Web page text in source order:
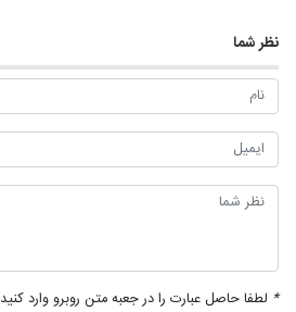
نظر شما
* لطفا حاصل عبارت را در جعبه متن روبرو وارد کنید